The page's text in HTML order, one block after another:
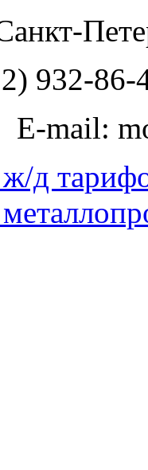
932-
E-mail:
ж/д